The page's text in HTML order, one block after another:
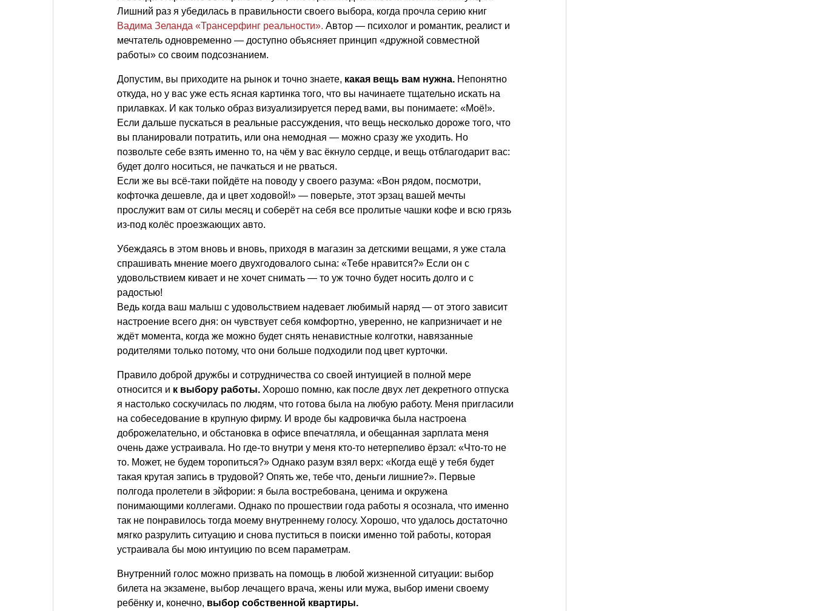
Лишний раз я убедилась в правильности своего выбора, когда прочла серию книг
Вадима Зеланда «Трансерфинг реальности». Автор — психолог и романтик, реалист и
мечтатель одновременно — доступно объясняет принцип «дружной совместной
работы» со своим подсознанием.
Допустим, вы приходите на рынок и точно знаете, какая вещь вам нужна. Непонятно
откуда, но у вас уже есть ясная картинка того, что вы начинаете тщательно искать на
прилавках. И как только образ визуализируется перед вами, вы понимаете: «Моё!».
Если дальше пускаться в реальные рассуждения, что вещь несколько дороже того, что
вы планировали потратить, или она немодная — можно сразу же уходить. Но
позвольте себе взять именно то, на чём у вас ёкнуло сердце, и вещь отблагодарит вас:
будет долго носиться, не пачкаться и не рваться.
Если же вы всё-таки пойдёте на поводу у своего разума: «Вон рядом, посмотри,
кофточка дешевле, да и цвет ходовой!» — поверьте, этот эрзац вашей мечты
прослужит вам от силы месяц и соберёт на себя все пролитые чашки кофе и всю грязь
из-под колёс проезжающих авто.
Убеждаясь в этом вновь и вновь, приходя в магазин за детскими вещами, я уже стала
спрашивать мнение моего двухгодовалого сына: «Тебе нравится?» Если он с
удовольствием кивает и не хочет снимать — то уж точно будет носить долго и с
радостью!
Ведь когда ваш малыш с удовольствием надевает любимый наряд — от этого зависит
настроение всего дня: он чувствует себя комфортно, уверенно, не капризничает и не
ждёт момента, когда же можно будет снять ненавистные колготки, навязанные
родителями только потому, что они больше подходили под цвет курточки.
Правило доброй дружбы и сотрудничества со своей интуицией в полной мере
относится и к выбору работы. Хорошо помню, как после двух лет декретного отпуска
я настолько соскучилась по людям, что готова была на любую работу. Меня пригласили
на собеседование в крупную фирму. И вроде бы кадровичка была настроена
доброжелательно, и обстановка в офисе впечатляла, и обещанная зарплата меня
очень даже устраивала. Но где-то внутри у меня кто-то нетерпеливо ёрзал: «Что-то не
то. Может, не будем торопиться?» Однако разум взял верх: «Когда ещё у тебя будет
такая крутая запись в трудовой? Опять же, тебе что, деньги лишние?». Первые
полгода пролетели в эйфории: я была востребована, ценима и окружена
понимающими коллегами. Однако по прошествии года работы я осознала, что именно
так не понравилось тогда моему внутреннему голосу. Хорошо, что удалось достаточно
мягко разрулить ситуацию и снова пуститься в поиски именно той работы, которая
устраивала бы мою интуицию по всем параметрам.
Внутренний голос можно призвать на помощь в любой жизненной ситуации: выбор
билета на экзамене, выбор лечащего врача, жены или мужа, выбор имени своему
ребёнку и, конечно, выбор собственной квартиры.